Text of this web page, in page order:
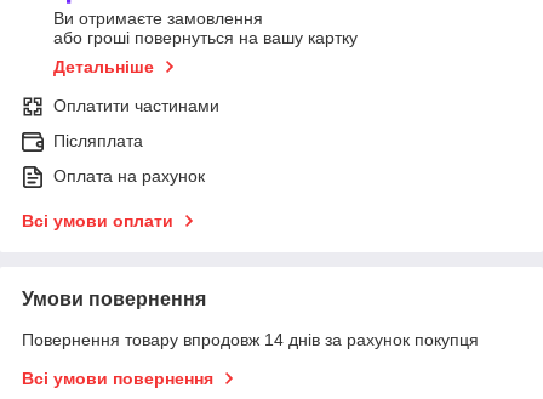
Ви отримаєте замовлення
або гроші повернуться на вашу картку
Детальніше
Оплатити частинами
Післяплата
Оплата на рахунок
Всі умови оплати
Умови повернення
Повернення товару впродовж 14 днів за рахунок покупця
Всі умови повернення